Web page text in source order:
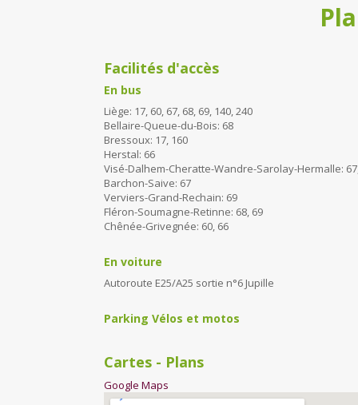
Facilités d'accès
En bus
Liège: 17, 60, 67, 68, 69, 140, 240
Bellaire-Queue-du-Bois: 68
Bressoux: 17, 160
Herstal: 66
Visé-Dalhem-Cheratte-Wandre-Sarolay-Hermalle:
Barchon-Saive: 67
Verviers-Grand-Rechain: 69
Fléron-Soumagne-Retinne: 68, 69
Chênée-Grivegnée: 60, 66
En voiture
Autoroute E25/A25 sortie n°6 Jupille
Parking Vélos et motos
Cartes - Plans
Google Maps